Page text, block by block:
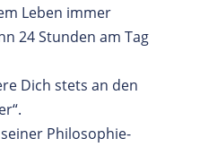
Leben immer
24 Stunden am Tag
Dich stets an den
Philosophie-